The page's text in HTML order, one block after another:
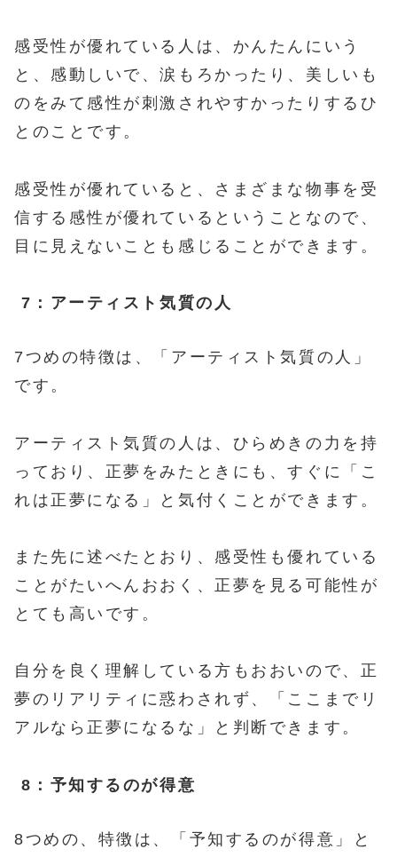
感受性が優れている人は、かんたんにいう
と、感動しいで、涙もろかったり、美しいも
のをみて感性が刺激されやすかったりするひ
とのことです。
感受性が優れていると、さまざまな物事を受
信する感性が優れているということなので、
目に見えないことも感じることができます。
7：アーティスト気質の人
7つめの特徴は、「アーティスト気質の人」
です。
アーティスト気質の人は、ひらめきの力を持
っており、正夢をみたときにも、すぐに「こ
れは正夢になる」と気付くことができます。
また先に述べたとおり、感受性も優れている
ことがたいへんおおく、正夢を見る可能性が
とても高いです。
自分を良く理解している方もおおいので、正
夢のリアリティに惑わされず、「ここまでリ
アルなら正夢になるな」と判断できます。
8：予知するのが得意
8つめの、特徴は、「予知するのが得意」と